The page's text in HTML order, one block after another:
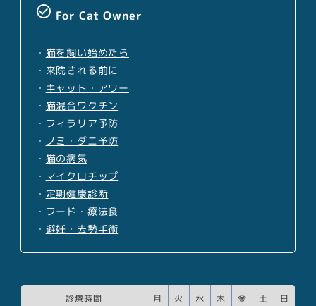
check_circle_outline For Cat Owner
・ 猫を飼い始めたら
・ 来院される前に
・ キャット・アワー
・ 猫混合ワクチン
・ フィラリア予防
・ ノミ・ダニ予防
・ 猫の病気
・ マイクロチップ
・ 定期健康診断
・ フード・療法食
・ 避妊・去勢手術
診療時間 月 火 水 木 金 土 日